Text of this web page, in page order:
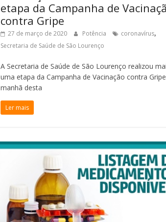
etapa da Campanha de
contra Gripe
27 de março de 2020 Potência coronavírus,
Secretaria de Saúde de São Lourenço
A Secretaria de Saúde de São Lourenço realizou
uma etapa da Campanha de Vacinação contra
manhã desta
Ler mais